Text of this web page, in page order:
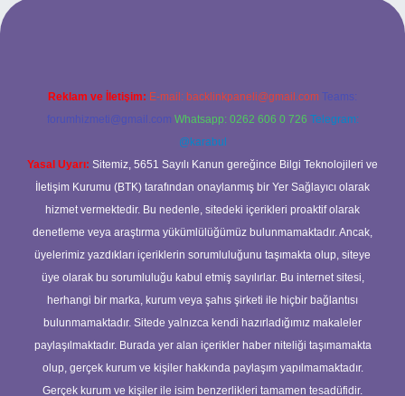
giriş
Reklam ve İletişim: E-mail: backlinkpaneli@gmail.com Teams:
forumhizmeti@gmail.com Whatsapp: 0262 606 0 726 Telegram:
@karabul
Yasal Uyarı: Sitemiz, 5651 Sayılı Kanun gereğince Bilgi Teknolojileri ve
İletişim Kurumu (BTK) tarafından onaylanmış bir Yer Sağlayıcı olarak
hizmet vermektedir. Bu nedenle, sitedeki içerikleri proaktif olarak
denetleme veya araştırma yükümlülüğümüz bulunmamaktadır. Ancak,
üyelerimiz yazdıkları içeriklerin sorumluluğunu taşımakta olup, siteye
üye olarak bu sorumluluğu kabul etmiş sayılırlar. Bu internet sitesi,
herhangi bir marka, kurum veya şahıs şirketi ile hiçbir bağlantısı
bulunmamaktadır. Sitede yalnızca kendi hazırladığımız makaleler
paylaşılmaktadır. Burada yer alan içerikler haber niteliği taşımamakta
olup, gerçek kurum ve kişiler hakkında paylaşım yapılmamaktadır.
Gerçek kurum ve kişiler ile isim benzerlikleri tamamen tesadüfidir.